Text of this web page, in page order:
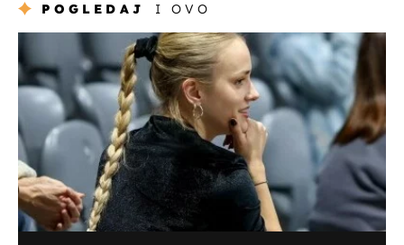
POGLEDAJ I OVO